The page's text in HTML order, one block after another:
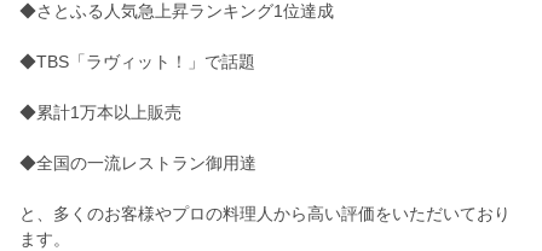
◆さとふる人気急上昇ランキング1位達成
◆TBS「ラヴィット！」で話題
◆累計1万本以上販売
◆全国の一流レストラン御用達
と、多くのお客様やプロの料理人から高い評価をいただいており
ます。